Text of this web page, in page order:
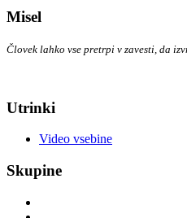
Misel
Človek lahko vse pretrpi v zavesti, da
Utrinki
Video vsebine
Skupine